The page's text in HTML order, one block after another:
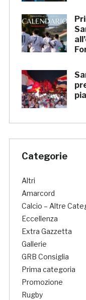
Categorie
Altri
Amarcord
Calcio – Altre
Eccellenza
Extra Gazzetta
Gallerie
GRB Consiglia
Prima categoria
Promozione
Rugby